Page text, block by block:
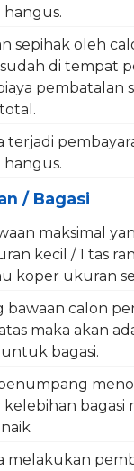
hangus.
sepihak oleh
di tempat
pembatalan
terjadi
hangus.
/ Bagasi
maksimal
kecil / 1 tas
koper ukuran
bawaan calon
maka akan
bagasi.
bagasi
melakukan